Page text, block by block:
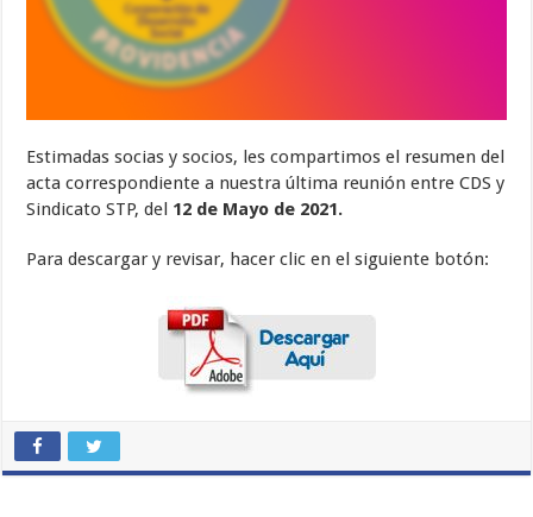
Estimadas socias y socios, les compartimos el resumen del
acta correspondiente a nuestra última reunión entre CDS y
Sindicato STP, del 12 de Mayo de 2021.
Para descargar y revisar, hacer clic en el siguiente botón: